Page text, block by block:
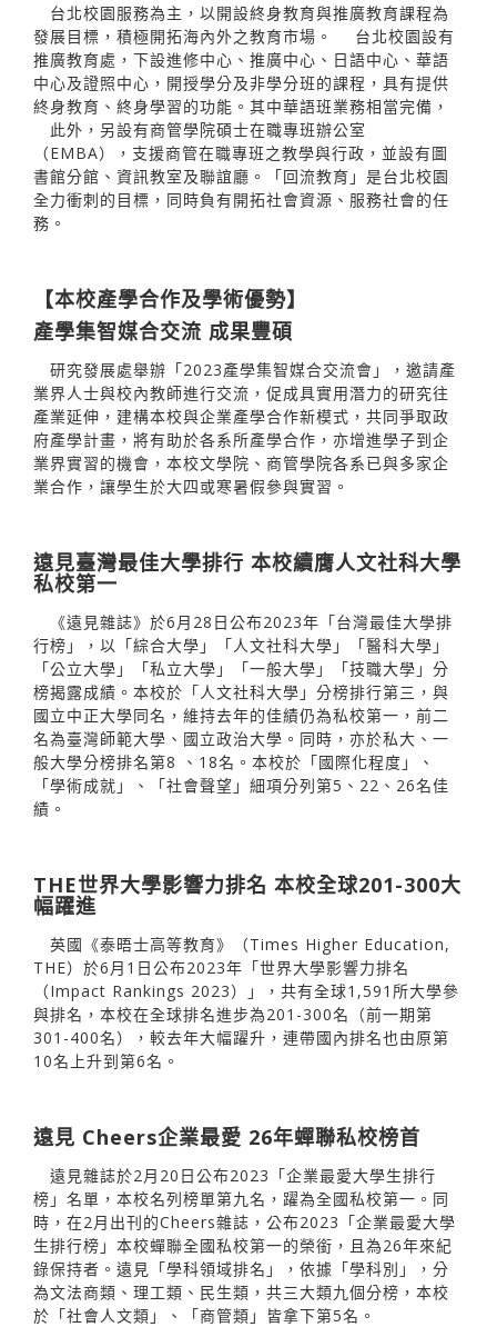
台北校園服務為主，以開設終身教育與推廣教育課程為
發展目標，積極開拓海內外之教育市場。 台北校園設有
推廣教育處，下設進修中心、推廣中心、日語中心、華語
中心及證照中心，開授學分及非學分班的課程，具有提供
終身教育、終身學習的功能。其中華語班業務相當完備，
此外，另設有商管學院碩士在職專班辦公室
（EMBA），支援商管在職專班之教學與行政，並設有圖
書館分館、資訊教室及聯誼廳。「回流教育」是台北校園
全力衝刺的目標，同時負有開拓社會資源、服務社會的任
務。
【本校產學合作及學術優勢】
產學集智媒合交流 成果豐碩
研究發展處舉辦「2023產學集智媒合交流會」，邀請產
業界人士與校內教師進行交流，促成具實用潛力的研究往
產業延伸，建構本校與企業產學合作新模式，共同爭取政
府產學計畫，將有助於各系所產學合作，亦增進學子到企
業界實習的機會，本校文學院、商管學院各系已與多家企
業合作，讓學生於大四或寒暑假參與實習。
遠見臺灣最佳大學排行 本校續膺人文社科大學
私校第一
《遠見雜誌》於6月28日公布2023年「台灣最佳大學排
行榜」，以「綜合大學」「人文社科大學」「醫科大學」
「公立大學」「私立大學」「一般大學」「技職大學」分
榜揭露成績。本校於「人文社科大學」分榜排行第三，與
國立中正大學同名，維持去年的佳績仍為私校第一，前二
名為臺灣師範大學、國立政治大學。同時，亦於私大、一
般大學分榜排名第8 、18名。本校於「國際化程度」、
「學術成就」、「社會聲望」細項分列第5、22、26名佳
績。
THE世界大學影響力排名 本校全球201-300大
幅躍進
英國《泰晤士高等教育》（Times Higher Education,
THE）於6月1日公布2023年「世界大學影響力排名
（Impact Rankings 2023）」，共有全球1,591所大學參
與排名，本校在全球排名進步為201-300名（前一期第
301-400名），較去年大幅躍升，連帶國內排名也由原第
10名上升到第6名。
遠見 Cheers企業最愛 26年蟬聯私校榜首
遠見雜誌於2月20日公布2023「企業最愛大學生排行
榜」名單，本校名列榜單第九名，躍為全國私校第一。同
時，在2月出刊的Cheers雜誌，公布2023「企業最愛大學
生排行榜」本校蟬聯全國私校第一的榮銜，且為26年來紀
錄保持者。遠見「學科領域排名」，依據「學科別」，分
為文法商類、理工類、民生類，共三大類九個分榜，本校
於「社會人文類」、「商管類」皆拿下第5名。